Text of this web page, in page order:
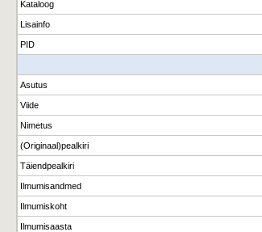
Kataloog
Lisainfo
PID
Asutus
Viide
Nimetus
(Originaal)pealkiri
Täiendpealkiri
Ilmumisandmed
Ilmumiskoht
Ilmumisaasta